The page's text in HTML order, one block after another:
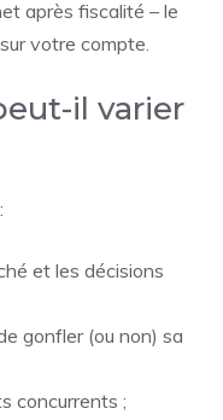
après fiscalité – le
votre compte.
il varier
et les décisions
gonfler (ou non) sa
concurrents ;